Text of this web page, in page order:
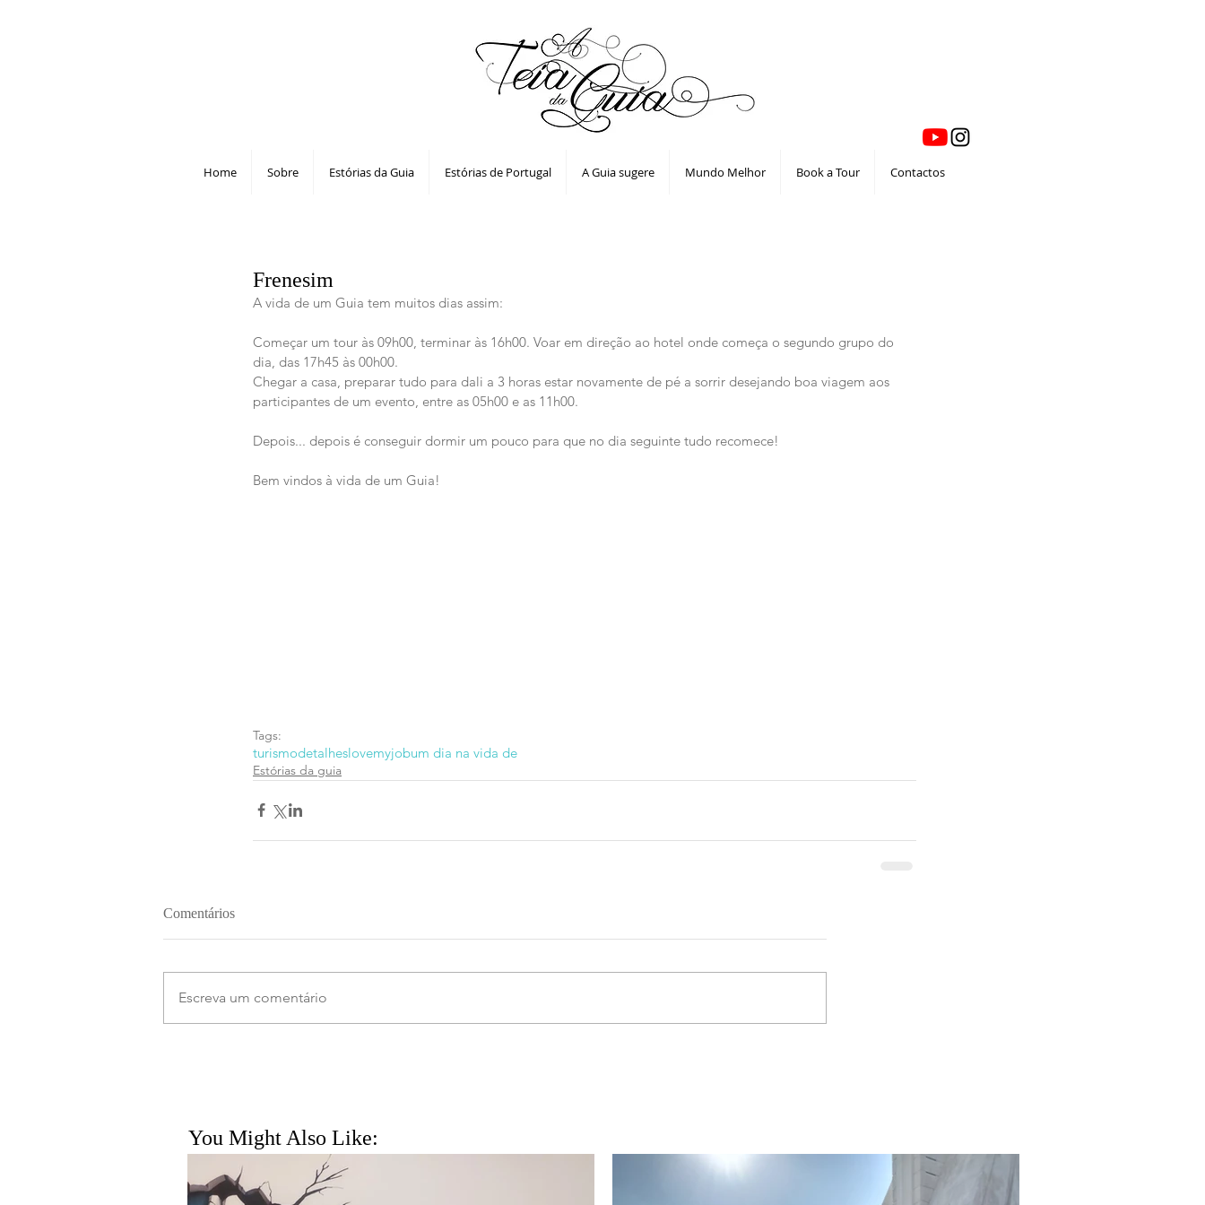
Home Sobre Estórias da Guia Estórias de Portugal A Guia sugere Mundo Melhor Book a Tour Contactos
Frenesim
A vida de um Guia tem muitos dias assim:
Começar um tour às 09h00, terminar às 16h00. Voar em direção ao hotel onde começa o segundo grupo do
dia, das 17h45 às 00h00.
Chegar a casa, preparar tudo para dali a 3 horas estar novamente de pé a sorrir desejando boa viagem aos
participantes de um evento, entre as 05h00 e as 11h00.
Depois... depois é conseguir dormir um pouco para que no dia seguinte tudo recomece!
Bem vindos à vida de um Guia!
Tags:
turismodetalheslovemyjobum dia na vida de
Estórias da guia
Comentários
Escreva um comentário
You Might Also Like: